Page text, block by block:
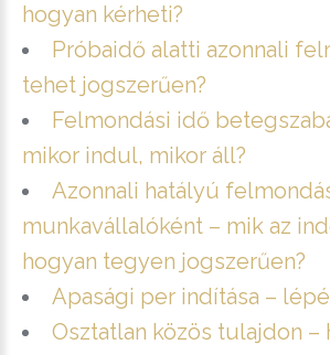
hogyan kérheti?
Próbaidő alatti azonnali
tehet jogszerűen?
Felmondási idő
mikor indul, mikor áll?
Azonnali hatályú
munkavállalóként – mik az
hogyan tegyen jogszerűen?
Apasági per indítása –
Osztatlan közös tulajdon –